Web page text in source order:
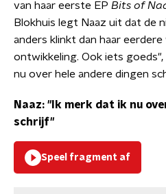
van haar eerste EP Bits of
Blokhuis legt Naaz uit dat de
anders klinkt dan haar
ontwikkeling. Ook iets
nu over hele andere dingen
Naaz: "Ik merk dat ik nu
schrijf"
Speel fragment af